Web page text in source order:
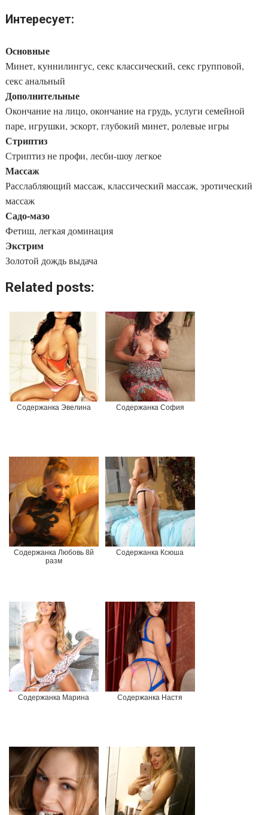
Интересует:
Основные
Минет, куннилингус, секс классический, секс групповой,
секс анальный
Дополнительные
Окончание на лицо, окончание на грудь, услуги семейной
паре, игрушки, эскорт, глубокий минет, ролевые игры
Стриптиз
Стриптиз не профи, лесби-шоу легкое
Массаж
Расслабляющий массаж, классический массаж, эротический
массаж
Садо-мазо
Фетиш, легкая доминация
Экстрим
Золотой дождь выдача
Related posts:
Содержанка Эвелина Содержанка София
Содержанка Любовь 8й
разм
Содержанка Ксюша
Содержанка Марина Содержанка Настя